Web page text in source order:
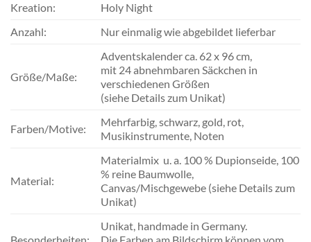
Kreation:
Holy Night
Anzahl:
Nur einmalig wie abgebildet lieferbar
Größe/Maße:
Adventskalender ca. 62 x 96 cm,
mit 24 abnehmbaren Säckchen in
verschiedenen Größen
(siehe Details zum Unikat)
Farben/Motive:
Mehrfarbig, schwarz, gold, rot,
Musikinstrumente, Noten
Material:
Materialmix u. a. 100 % Dupionseide, 100
% reine Baumwolle,
Canvas/Mischgewebe (siehe Details zum
Unikat)
Unikat, handmade in Germany.